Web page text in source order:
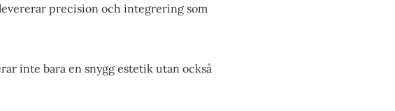
precision och integrering som
inte bara en snygg estetik utan också